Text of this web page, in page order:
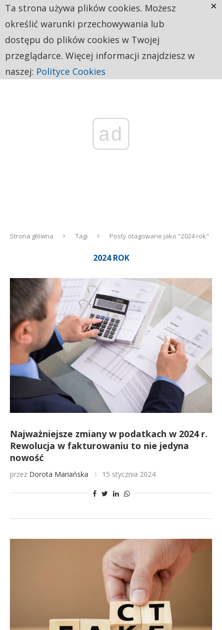
ad
Strona główna Tagi Posty otagowane jako "2024 rok"
2024 ROK
Najważniejsze zmiany w podatkach w 2024 r.
Rewolucja w fakturowaniu to nie jedyna
nowość
przez Dorota Mariańska 15 stycznia 2024
Ta strona używa plików cookies. Możesz
określić warunki przechowywania lub
dostępu do plików cookies w Twojej
przeglądarce. Więcej informacji znajdziesz w
naszej: Polityce Cookies
×